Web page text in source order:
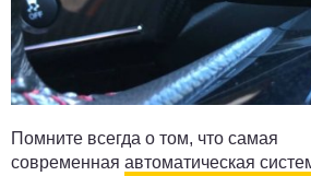
Помните всегда о том, что самая
современная автоматическая